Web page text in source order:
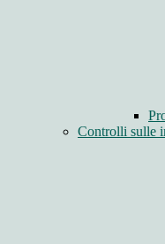
Controlli sulle